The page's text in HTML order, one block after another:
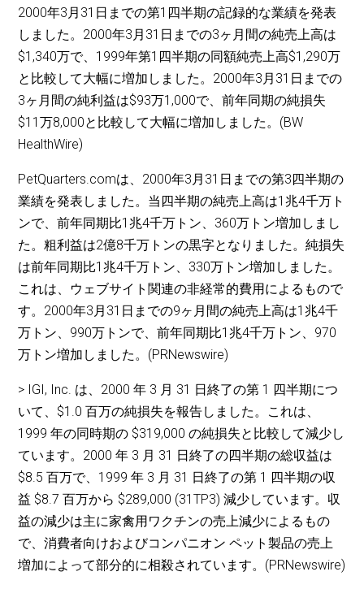
2000年3月31日までの第1四半期の記録的な業績を発表
しました。2000年3月31日までの3ヶ月間の純売上高は
$1,340万で、1999年第1四半期の同額純売上高$1,290万
と比較して大幅に増加しました。2000年3月31日までの
3ヶ月間の純利益は$93万1,000で、前年同期の純損失
$11万8,000と比較して大幅に増加しました。(BW
HealthWire)
PetQuarters.comは、2000年3月31日までの第3四半期の
業績を発表しました。当四半期の純売上高は1兆4千万ト
ンで、前年同期比1兆4千万トン、360万トン増加しまし
た。粗利益は2億8千万トンの黒字となりました。純損失
は前年同期比1兆4千万トン、330万トン増加しました。
これは、ウェブサイト関連の非経常的費用によるもので
す。2000年3月31日までの9ヶ月間の純売上高は1兆4千
万トン、990万トンで、前年同期比1兆4千万トン、970
万トン増加しました。(PRNewswire)
> IGI, Inc. は、2000 年 3 月 31 日終了の第 1 四半期につ
いて、$1.0 百万の純損失を報告しました。これは、
1999 年の同時期の $319,000 の純損失と比較して減少し
ています。2000 年 3 月 31 日終了の四半期の総収益は
$8.5 百万で、1999 年 3 月 31 日終了の第 1 四半期の収
益 $8.7 百万から $289,000 (31TP3) 減少しています。収
益の減少は主に家禽用ワクチンの売上減少によるもの
で、消費者向けおよびコンパニオン ペット製品の売上
増加によって部分的に相殺されています。(PRNewswire)